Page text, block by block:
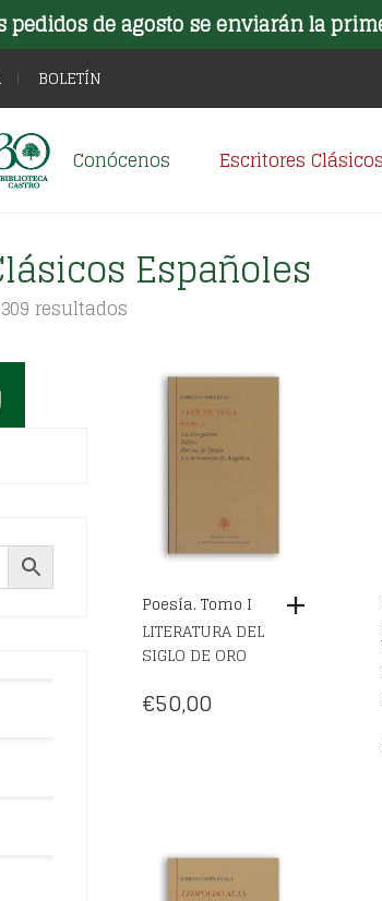
pedidos de agosto se enviarán la
BOLETÍN
Conócenos Escritores
Españoles
resultados
Poesía. Tomo I
LITERATURA DEL
SIGLO DE ORO
€50,00